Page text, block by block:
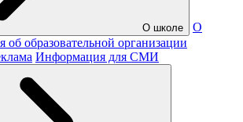
О школе
О
об образовательной организации
Информация для СМИ